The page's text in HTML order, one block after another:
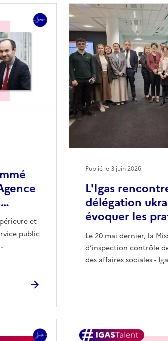
et
public
L'Igas
délégation
évoquer les
Le 20 mai dernier, la
d’inspection contrôle
des affaires sociales -
Publié le3 juin 2026